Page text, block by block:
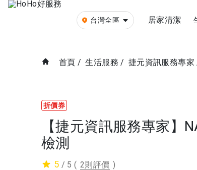
台灣全區 居家清潔
首頁 / 生活服務 / 捷元資訊服務專家
折價券
【捷元資訊服務專家】
檢測
5 / 5 ( 2則評價 )